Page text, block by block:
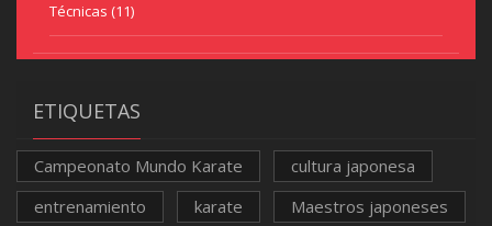
Técnicas (11)
ETIQUETAS
Campeonato Mundo Karate
cultura japonesa
entrenamiento
karate
Maestros japoneses